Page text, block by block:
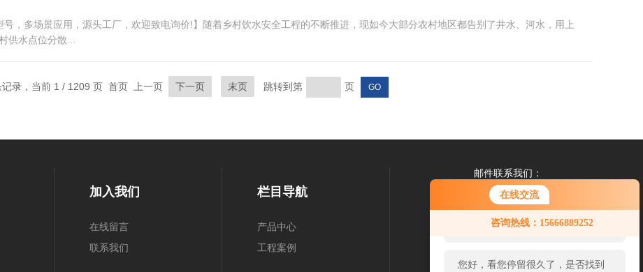
在线交流
咨询热线：15666889252
您好！欢迎前来咨询，很高兴为您
服务，请问您要咨询什么问题呢？
您好，看您停留很久了，是否找到
，多场景应用，源头工厂，欢迎致电询价!】随着乡村饮水安全工程的不断推进，现如今大部分农村地区都告别了井水、河水，用上
供水点位分散...
记录，当前 1 / 1209 页 首页 上一页 下一页 末页 跳转到第 页
加入我们
在线留言
联系我们
栏目导航
产品中心
工程案例
邮件联系我们：
1769283299@qq.com